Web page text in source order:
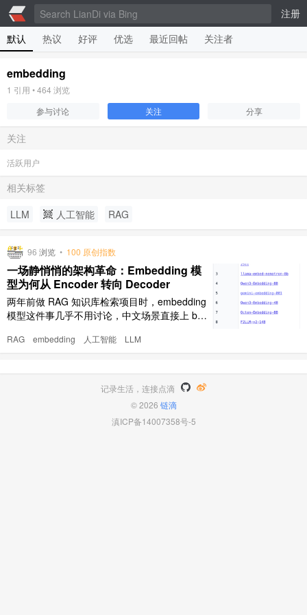
注册
默认
热议 好评 优选 最近回帖 关注者
embedding
1 引用 •464 浏览
参与讨论
关注 分享
关注
活跃用户
相关标签
LLM
人工智能 RAG
96 浏览 • 100 原创指数
一场静悄悄的架构革命：Embedding 模
型为何从 Encoder 转向 Decoder
两年前做 RAG 知识库检索项目时，embedding
模型这件事几乎不用讨论，中文场景直接上 bge
座框架 RAGFlow 的早期版本甚至直接内置了 b
RAG embedding 人工智能 LLM
记录生活，连接点滴
© 2026 链滴
滇ICP备14007358号-5